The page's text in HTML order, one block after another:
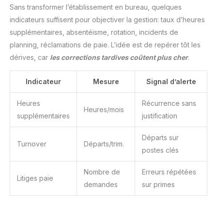
Sans transformer l’établissement en bureau, quelques
indicateurs suffisent pour objectiver la gestion: taux d’heures
supplémentaires, absentéisme, rotation, incidents de
planning, réclamations de paie. L’idée est de repérer tôt les
dérives, car les corrections tardives coûtent plus cher.
Indicateur Mesure Signal d’alerte
Heures
supplémentaires
Heures/mois
Récurrence sans
justification
Turnover Départs/trim.
Départs sur
postes clés
Litiges paie
Nombre de
demandes
Erreurs répétées
sur primes